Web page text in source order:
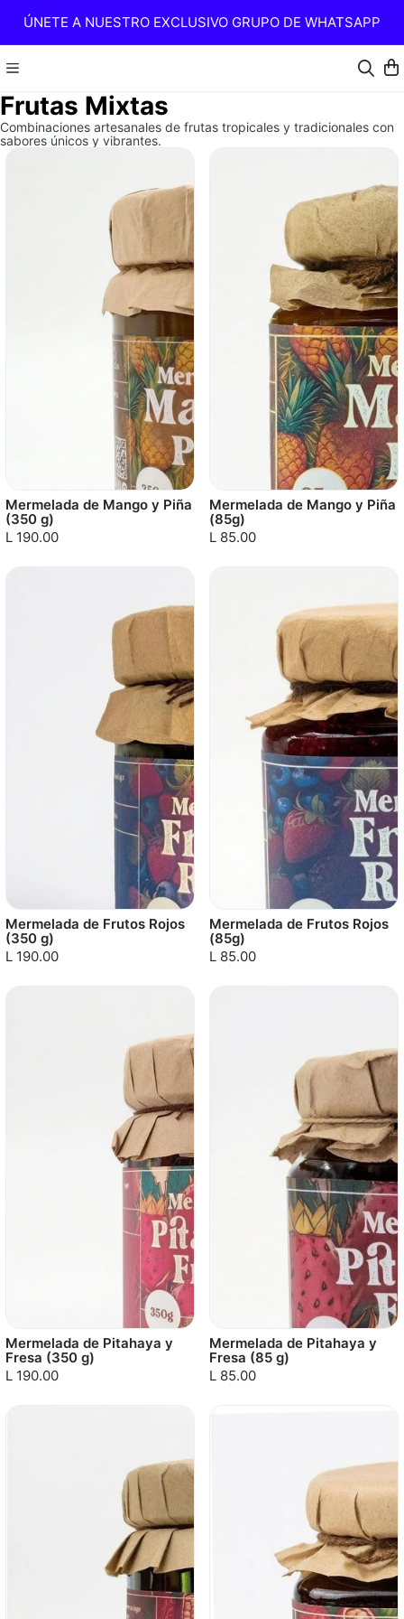
ÚNETE A NUESTRO EXCLUSIVO GRUPO DE WHATSAPP
Frutas Mixtas
Combinaciones artesanales de frutas tropicales y tradicionales con
sabores únicos y vibrantes.
Mermelada de Mango y Piña
(350 g)
L 190.00
Mermelada de Mango y Piña
(85g)
L 85.00
Mermelada de Frutos Rojos
(350 g)
L 190.00
Mermelada de Frutos Rojos
(85g)
L 85.00
Mermelada de Pitahaya y
Fresa (350 g)
L 190.00
Mermelada de Pitahaya y
Fresa (85 g)
L 85.00